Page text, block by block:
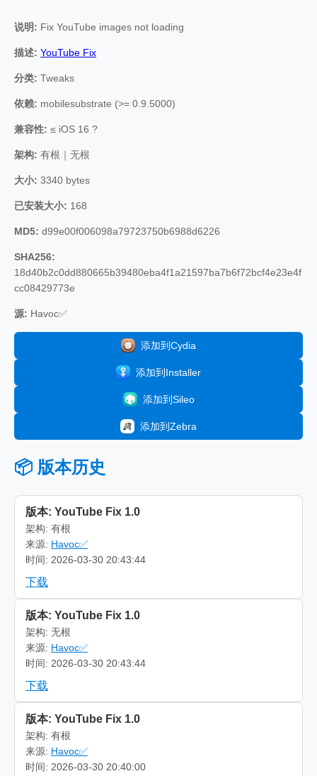
说明: Fix YouTube images not loading
描述: YouTube Fix
分类: Tweaks
依赖: mobilesubstrate (>= 0.9.5000)
兼容性: ≤ iOS 16 ?
架构: 有根｜无根
大小: 3340 bytes
已安装大小: 168
MD5: d99e00f006098a79723750b6988d6226
SHA256:
18d40b2c0dd880665b39480eba4f1a21597ba7b6f72bcf4e23e4f
cc08429773e
源: Havoc✅
添加到Cydia
添加到Installer
添加到Sileo
添加到Zebra
📦 版本历史
版本: YouTube Fix 1.0
架构: 有根
来源: Havoc✅
时间: 2026-03-30 20:43:44
下载
版本: YouTube Fix 1.0
架构: 无根
来源: Havoc✅
时间: 2026-03-30 20:43:44
下载
版本: YouTube Fix 1.0
架构: 有根
来源: Havoc✅
时间: 2026-03-30 20:40:00